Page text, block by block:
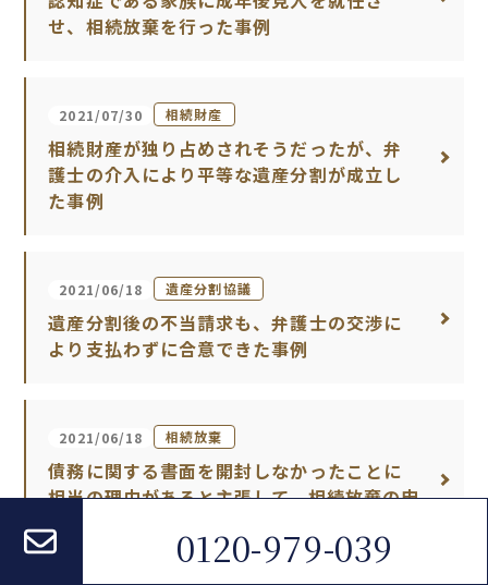
せ、相続放棄を行った事例
2021/07/30 相続財産
相続財産が独り占めされそうだったが、弁
護士の介入により平等な遺産分割が成立し
た事例
2021/06/18 遺産分割協議
遺産分割後の不当請求も、弁護士の交渉に
より支払わずに合意できた事例
2021/06/18 相続放棄
債務に関する書面を開封しなかったことに
相当の理由があると主張して、相続放棄の申
述が受理された件0120-979-039